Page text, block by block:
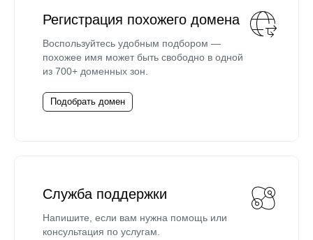
Регистрация похожего домена
Воспользуйтесь удобным подбором —
похожее имя может быть свободно в одной
из 700+ доменных зон.
Подобрать домен
Служба поддержки
Напишите, если вам нужна помощь или
консультация по услугам.